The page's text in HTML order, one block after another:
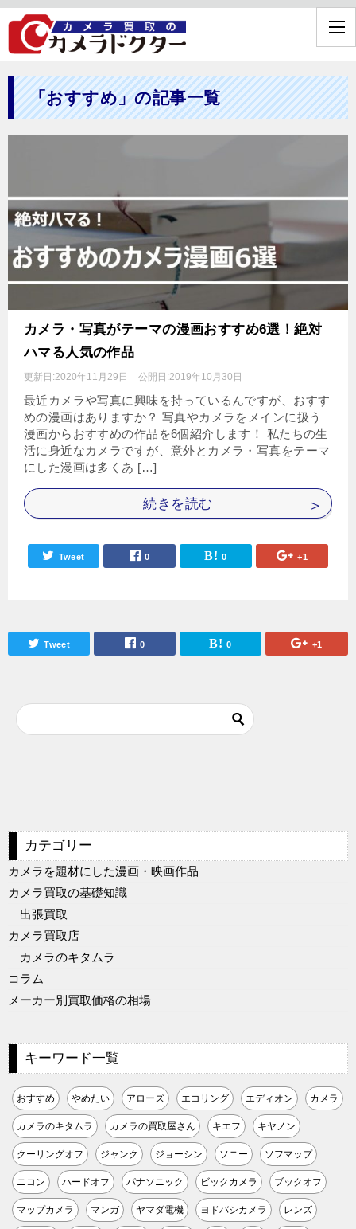
「おすすめ」の記事一覧
カメラ・写真がテーマの漫画おすすめ6選！絶対
ハマる人気の作品
更新日:2020年11月29日 公開日:2019年10月30日
最近カメラや写真に興味を持っているんですが、おすす
めの漫画はありますか？ 写真やカメラをメインに扱う
漫画からおすすめの作品を6個紹介します！ 私たちの生
活に身近なカメラですが、意外とカメラ・写真をテーマ
にした漫画は多くあ […]
続きを読む
Tweet 0 0 +1
Tweet 0 0 +1
カテゴリー
カメラを題材にした漫画・映画作品
カメラ買取の基礎知識
出張買取
カメラ買取店
カメラのキタムラ
コラム
メーカー別買取価格の相場
キーワード一覧
おすすめ やめたい アローズ エコリング エディオン カメラ
カメラのキタムラ カメラの買取屋さん キエフ キヤノン
クーリングオフ ジャンク ジョーシン ソニー ソフマップ
ニコン ハードオフ パナソニック ビックカメラ ブックオフ
マップカメラ マンガ ヤマダ電機 ヨドバシカメラ レンズ